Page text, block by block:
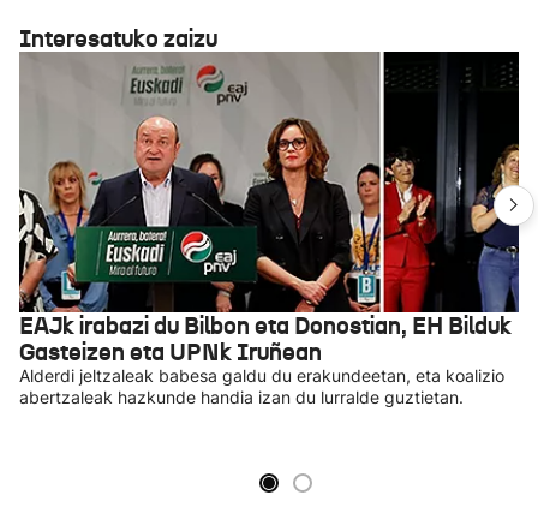
Interesatuko zaizu
EAJk irabazi du Bilbon eta Donostian, EH Bilduk
Gasteizen eta UPNk Iruñean
Alderdi jeltzaleak babesa galdu du erakundeetan, eta koalizio
abertzaleak hazkunde handia izan du lurralde guztietan.